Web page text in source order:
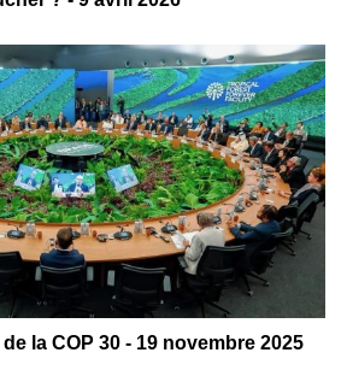
la COP 30 - 19 novembre 2025